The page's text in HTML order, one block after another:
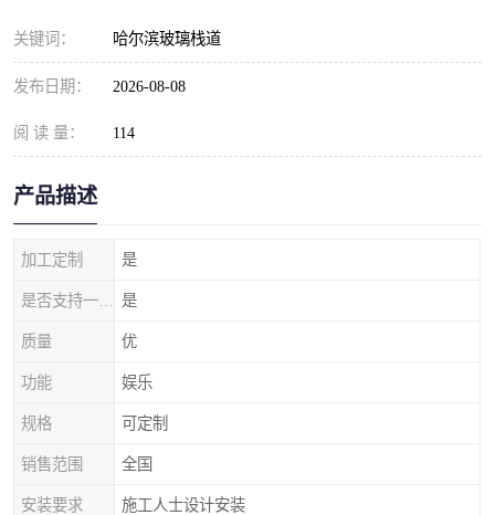
关键词： 哈尔滨玻璃栈道
发布日期： 2026-08-08
阅 读 量： 114
产品描述
加工定制 是
是
质量 优
功能 娱乐
规格 可定制
销售范围 全国
安装要求 施工人士设计安装